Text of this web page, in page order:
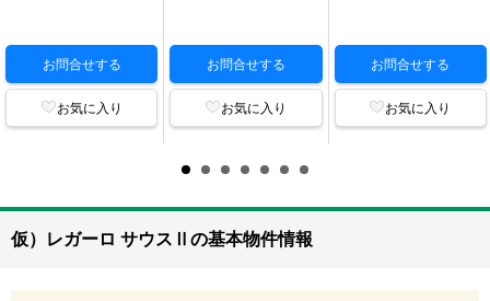
お問合せする
お気に入り
お問合せする
お気に入り
お問合せする
お気に入り
仮）レガーロ サウスⅡの基本物件情報